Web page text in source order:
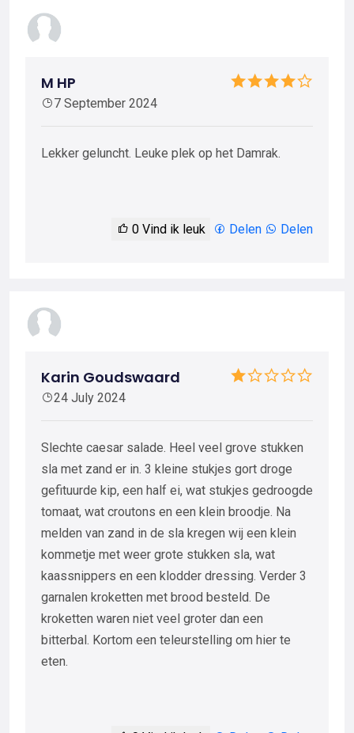
M HP
7 September 2024
Lekker geluncht. Leuke plek op het Damrak.
0 Vind ik leuk Delen Delen
Karin Goudswaard
24 July 2024
Slechte caesar salade. Heel veel grove stukken
sla met zand er in. 3 kleine stukjes gort droge
gefituurde kip, een half ei, wat stukjes gedroogde
tomaat, wat croutons en een klein broodje. Na
melden van zand in de sla kregen wij een klein
kommetje met weer grote stukken sla, wat
kaassnippers en een klodder dressing. Verder 3
garnalen kroketten met brood besteld. De
kroketten waren niet veel groter dan een
bitterbal. Kortom een teleurstelling om hier te
eten.